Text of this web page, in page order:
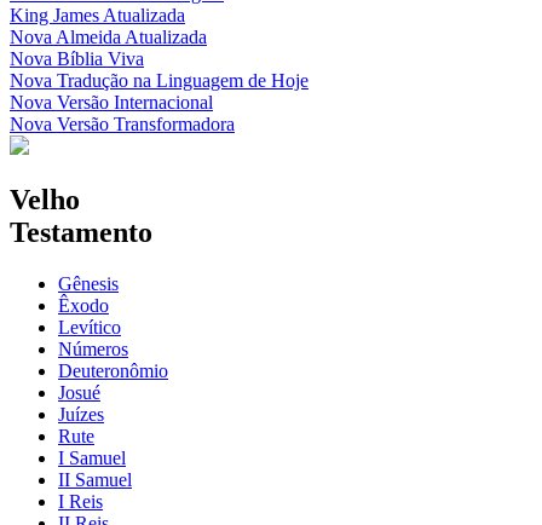
King James Atualizada
Nova Almeida Atualizada
Nova Bíblia Viva
Nova Tradução na Linguagem de Hoje
Nova Versão Internacional
Nova Versão Transformadora
Velho
Testamento
Gênesis
Êxodo
Levítico
Números
Deuteronômio
Josué
Juízes
Rute
I Samuel
II Samuel
I Reis